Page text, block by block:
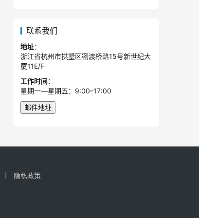
联系我们
地址：
浙江省杭州市拱墅区密渡桥路15号新世纪大
厦11E/F
工作时间：
星期一—星期五：9:00–17:00
隐私政策